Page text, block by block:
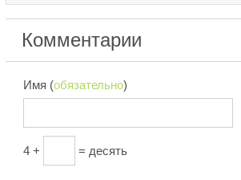
Комментарии
Имя (обязательно)
4 + = десять